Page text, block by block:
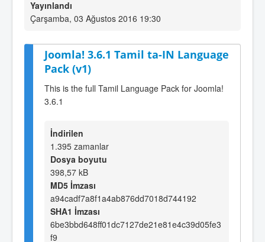
Yayınlandı
Çarşamba, 03 Ağustos 2016 19:30
Joomla! 3.6.1 Tamil ta-IN Language
Pack (v1)
This is the full Tamil Language Pack for Joomla!
3.6.1
İndirilen
1.395 zamanlar
Dosya boyutu
398,57 kB
MD5 İmzası
a94cadf7a8f1a4ab876dd7018d744192
SHA1 İmzası
6be3bbd648ff01dc7127de21e81e4c39d05fe3
f9